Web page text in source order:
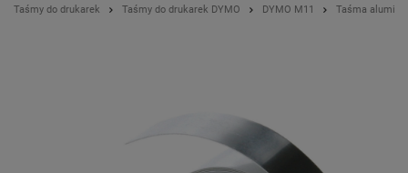
Taśmy do drukarek Taśmy do drukarek DYMO DYMO M11 Taśma